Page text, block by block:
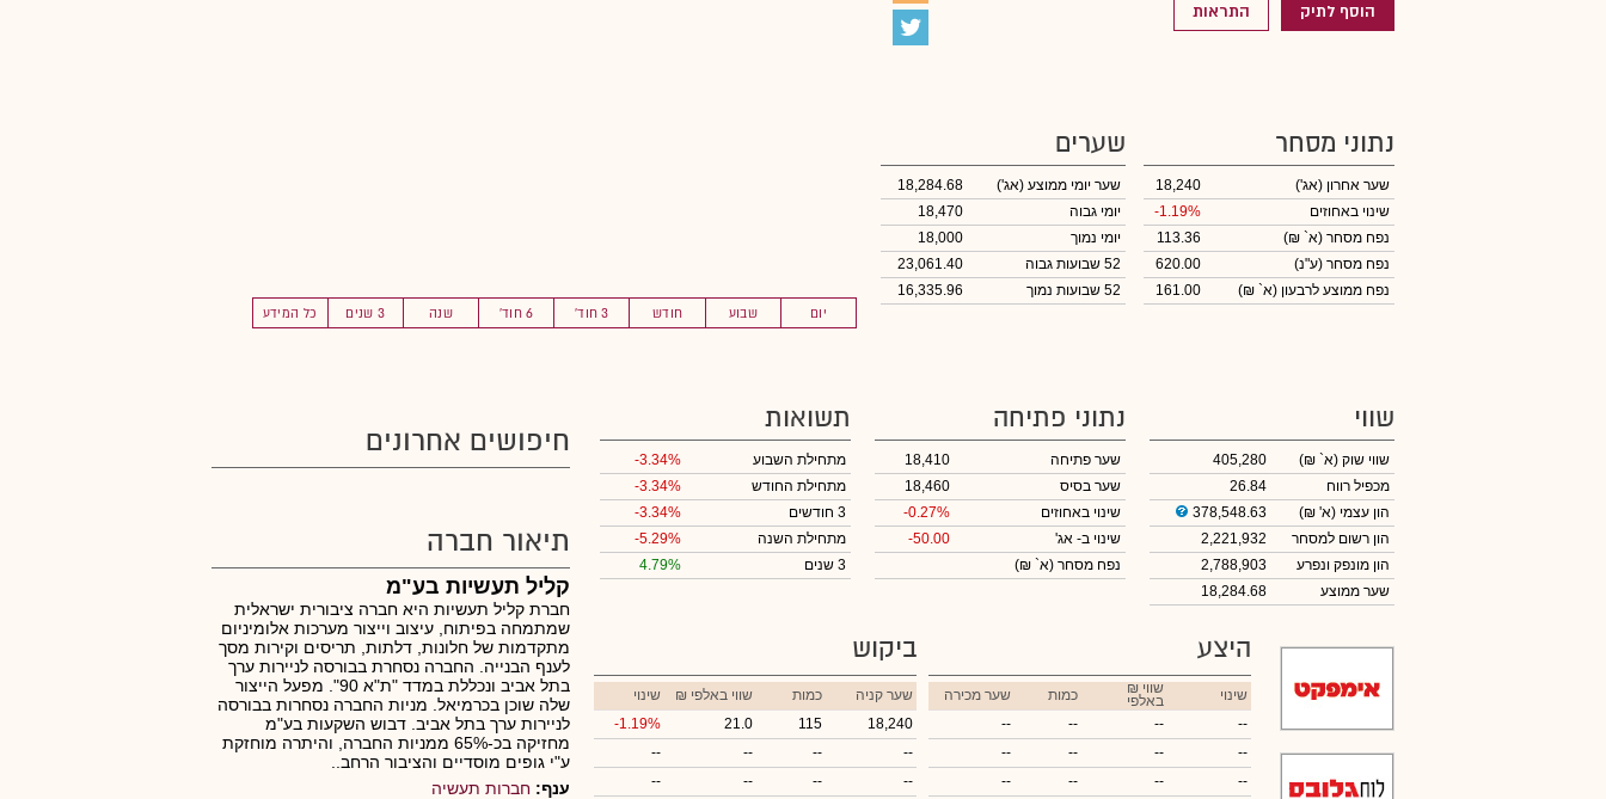
הוסף לתיק התראות
יום שבוע חודש 3 חוד' 6 חוד' שנה 3 שנים כל המידע
נתוני מסחר
שער אחרון (אג')
18,240
שינוי באחוזים
-1.19%
נפח מסחר (א` ₪)
113.36
נפח מסחר (ע"נ)
620.00
נפח ממוצע לרבעון (א` ₪)
161.00
שערים
שער יומי ממוצע (אג')
18,284.68
יומי גבוה
18,470
יומי נמוך
18,000
52 שבועות גבוה
23,061.40
52 שבועות נמוך
16,335.96
שווי
שווי שוק (א` ₪)
405,280
מכפיל רווח
26.84
הון עצמי (א' ₪)
378,548.63
הון רשום למסחר
2,221,932
הון מונפק ונפרע
2,788,903
שער ממוצע
18,284.68
נתוני פתיחה
שער פתיחה
18,410
שער בסיס
18,460
שינוי באחוזים
-0.27%
שינוי ב- אג'
-50.00
נפח מסחר (א` ₪)
תשואות
מתחילת השבוע
-3.34%
מתחילת החודש
-3.34%
3 חודשים
-3.34%
מתחילת השנה
-5.29%
3 שנים
4.79%
היצע
שינוי ₪ שווי
באלפי כמות
שער מכירה
--
--
--
--
--
--
--
--
--
--
--
--
ביקוש
שער קניה כמות ₪ שווי באלפי
שינוי
18,240
115
21.0
-1.19%
--
--
--
--
--
--
--
--
חיפושים אחרונים
תיאור חברה
קליל תעשיות בע"מ
חברת קליל תעשיות היא חברה ציבורית ישראלית
שמתמחה בפיתוח, עיצוב וייצור מערכות אלומיניום
מתקדמות של חלונות, דלתות, תריסים וקירות מסך
לענף הבנייה. החברה נסחרת בבורסה לניירות ערך
בתל אביב ונכללת במדד "ת"א 90". מפעל הייצור
שלה שוכן בכרמיאל. מניות החברה נסחרות בבורסה
לניירות ערך בתל אביב. דבוש השקעות בע"מ
מחזיקה בכ-65% ממניות החברה, והיתרה מוחזקת
ע"י גופים מוסדיים והציבור הרחב..
ענף: חברות תעשיה